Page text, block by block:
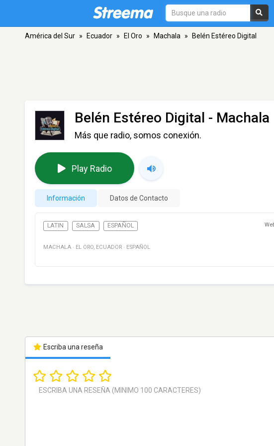
América del Sur » Ecuador » El Oro » Machala » Belén Estéreo Digital
Belén Estéreo Digital - Machala
Más que radio, somos conexión.
Play Radio
Información Datos de Contacto
LATIN SALSA ESPAÑOL
MACHALA · EL ORO, ECUADOR · ESPAÑOL
Escriba una reseña